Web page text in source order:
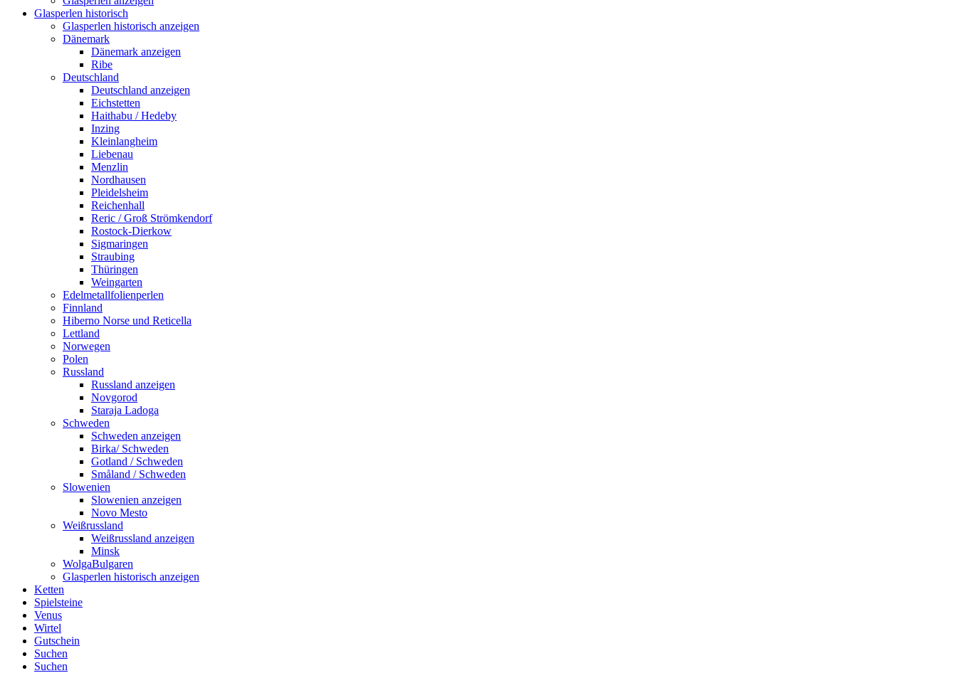
Glasperlen historisch
Glasperlen historisch anzeigen
Dänemark
Dänemark anzeigen
Ribe
Deutschland
Deutschland anzeigen
Eichstetten
Haithabu / Hedeby
Inzing
Kleinlangheim
Liebenau
Menzlin
Nordhausen
Pleidelsheim
Reichenhall
Reric / Groß Strömkendorf
Rostock-Dierkow
Sigmaringen
Straubing
Thüringen
Weingarten
Edelmetallfolienperlen
Finnland
Hiberno Norse und Reticella
Lettland
Norwegen
Polen
Russland
Russland anzeigen
Novgorod
Staraja Ladoga
Schweden
Schweden anzeigen
Birka/ Schweden
Gotland / Schweden
Småland / Schweden
Slowenien
Slowenien anzeigen
Novo Mesto
Weißrussland
Weißrussland anzeigen
Minsk
WolgaBulgaren
Glasperlen historisch anzeigen
Ketten
Spielsteine
Venus
Wirtel
Gutschein
Suchen
Suchen